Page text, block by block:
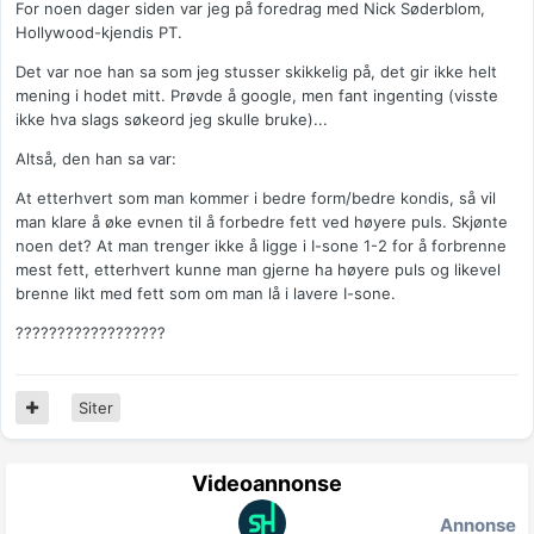
For noen dager siden var jeg på foredrag med Nick Søderblom,
Hollywood-kjendis PT.
Det var noe han sa som jeg stusser skikkelig på, det gir ikke helt
mening i hodet mitt. Prøvde å google, men fant ingenting (visste
ikke hva slags søkeord jeg skulle bruke)...
Altså, den han sa var:
At etterhvert som man kommer i bedre form/bedre kondis, så vil
man klare å øke evnen til å forbedre fett ved høyere puls. Skjønte
noen det? At man trenger ikke å ligge i I-sone 1-2 for å forbrenne
mest fett, etterhvert kunne man gjerne ha høyere puls og likevel
brenne likt med fett som om man lå i lavere I-sone.
??????????????????
Siter
Videoannonse
Annonse